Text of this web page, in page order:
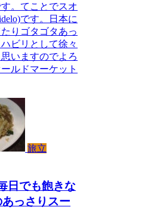
。てことでスオ
です。日本に
りゴタゴタあっ
ビリとして徐々
いますのでよろ
ルドマーケット
旅立
日でも飽きな
っさりスー